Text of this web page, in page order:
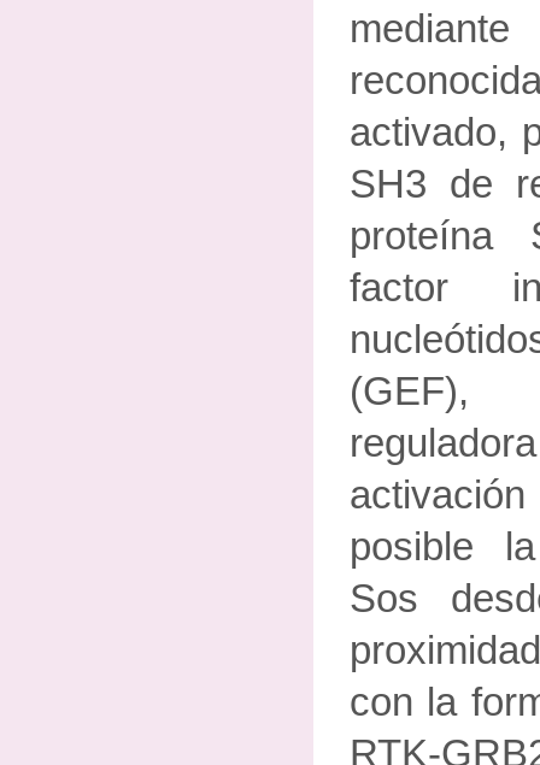
activado,
SH3 de
factor
posible
Sos
con la
RTK-